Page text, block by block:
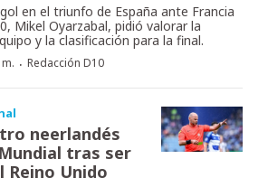
en el triunfo de España ante Francia
Mikel Oyarzabal, pidió valorar la
y la clasificación para la final.
· Redacción D10
neerlandés
tras ser
Reino Unido